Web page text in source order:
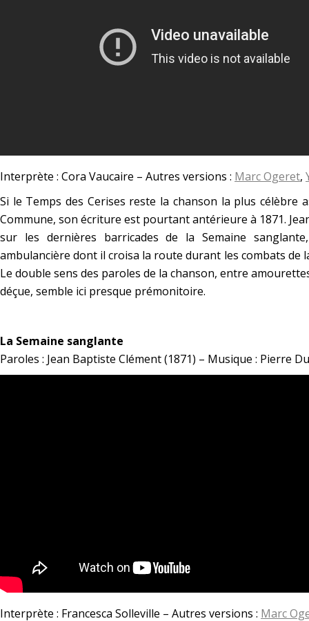
Interprète : Cora Vaucaire – Autres versions : Marc Ogeret,
Si le Temps des Cerises reste la chanson la plus célèbre
Commune, son écriture est pourtant antérieure à 1871.
sur les dernières barricades de la Semaine
ambulancière dont il croisa la route durant les combats de
Le double sens des paroles de la chanson, entre
déçue, semble ici presque prémonitoire.
La Semaine sanglante
Paroles : Jean Baptiste Clément (1871) – Musique : Pierre
Interprète : Francesca Solleville – Autres versions : Marc